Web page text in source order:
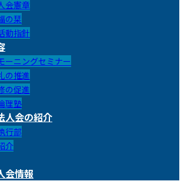
会憲章
の栞
動指針
ーニングセミナー
の推進
の促進
理塾
人会の紹介
行部
介
会情報